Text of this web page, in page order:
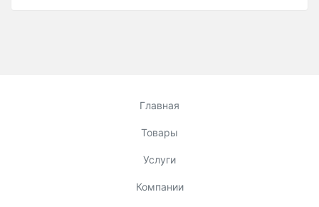
Главная
Товары
Услуги
Компании